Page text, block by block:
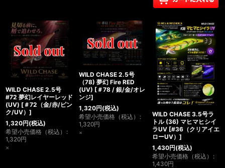
WILD CHASE 2.5号
#72 夢幻レイヤーレッド
(UV) [＃72（金/赤/ピン
ク/UV） ]
1,320円(税込)
希望小売価格（税込） :
1,320円
×
WILD CHASE 2.5号
（78) 夢幻 Fire RED
(UV) [＃78 / 銀/金/オレ
ンジ]
1,320円(税込)
希望小売価格（税込） :
1,320円
×
WILD CHASE 3.5号ラ
トル (36) マヒマヒシイ
ラUV [#36（クリアイエ
ローUV） ]
1,430円(税込)
希望小売価格（税込） :
1,430円